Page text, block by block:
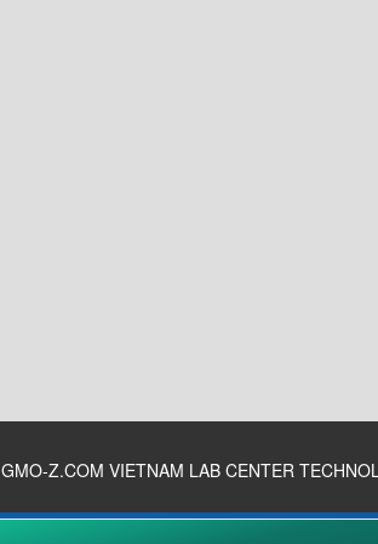
GMO-Z.COM VIETNAM LAB CENTER